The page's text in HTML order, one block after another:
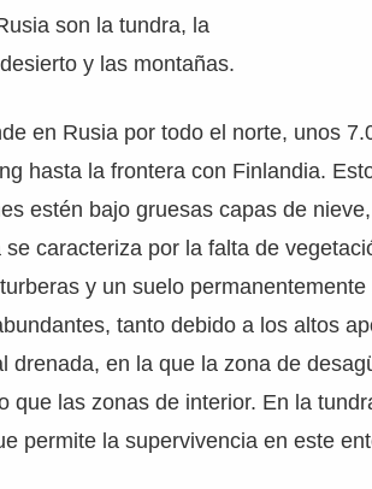
son la tundra, la
y las montañas.
en Rusia por todo el norte, unos
hasta la frontera con Finlandia.
estén bajo gruesas capas de
caracteriza por la falta de
y un suelo
tanto debido a los altos
drenada, en la que la zona de
que las zonas de interior. En la
permite la supervivencia en este